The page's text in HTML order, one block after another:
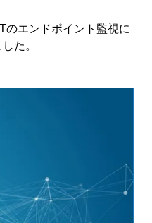
のエンドポイント監視に
た。